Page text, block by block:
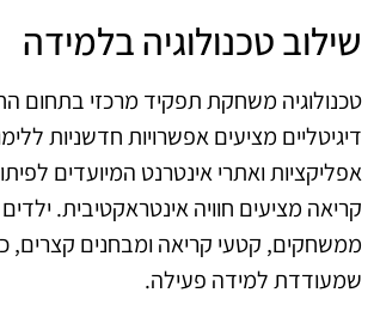
שילוב טכנולוגיה בלמידה
טכנולוגיה משחקת תפקיד מרכזי בתחום
דיגיטליים מציעים אפשרויות חדשניות
אפליקציות ואתרי אינטרנט המיועדים
קריאה מציעים חוויה אינטראקטיבית. ילדים
ממשחקים, קטעי קריאה ומבחנים קצרים,
שמעודדת למידה פעילה.